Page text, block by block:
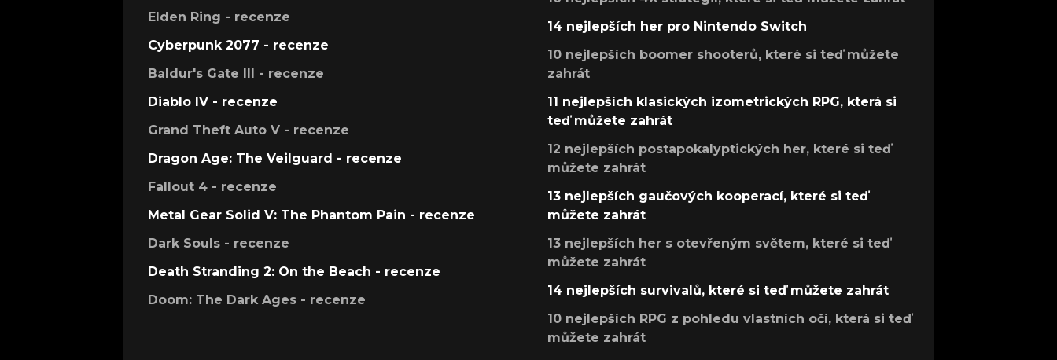
Elden Ring - recenze
Cyberpunk 2077 - recenze
Baldur's Gate III - recenze
Diablo IV - recenze
Grand Theft Auto V - recenze
Dragon Age: The Veilguard - recenze
Fallout 4 - recenze
Metal Gear Solid V: The Phantom Pain - recenze
Dark Souls - recenze
Death Stranding 2: On the Beach - recenze
Doom: The Dark Ages - recenze
14 nejlepších her pro Nintendo Switch
10 nejlepších boomer shooterů, které si teď můžete
zahrát
11 nejlepších klasických izometrických RPG, která si
teď můžete zahrát
12 nejlepších postapokalyptických her, které si teď
můžete zahrát
13 nejlepších gaučových kooperací, které si teď
můžete zahrát
13 nejlepších her s otevřeným světem, které si teď
můžete zahrát
14 nejlepších survivalů, které si teď můžete zahrát
10 nejlepších RPG z pohledu vlastních očí, která si teď
můžete zahrát